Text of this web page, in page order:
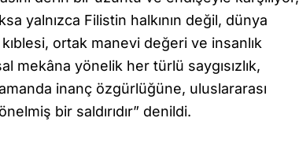
yalnızca Filistin halkının değil, dünya
ortak manevi değeri ve insanlık
mekâna yönelik her türlü saygısızlık,
inanç özgürlüğüne, uluslararası
bir saldırıdır” denildi.